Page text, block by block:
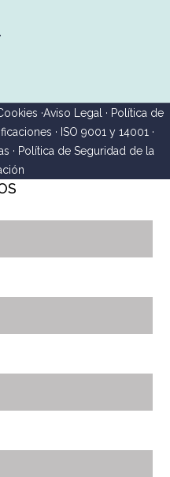
·Aviso Legal · Política de
· ISO 9001 y 14001 ·
· Política de Seguridad de la